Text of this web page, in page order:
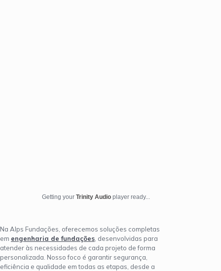
Getting your Trinity Audio player ready...
Na Alps Fundações, oferecemos soluções completas
em engenharia de fundações , desenvolvidas para
atender às necessidades de cada projeto de forma
personalizada. Nosso foco é garantir segurança,
eficiência e qualidade em todas as etapas, desde a